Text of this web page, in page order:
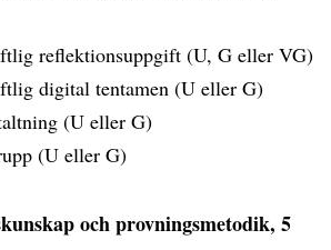
reflektionsuppgift (U, G eller VG)
digital tentamen (U eller G)
(U eller G)
(U eller G)
och provningsmetodik, 5